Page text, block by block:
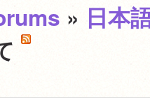
» 日本